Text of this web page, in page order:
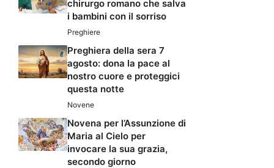
chirurgo romano che salva
i bambini con il sorriso
Preghiere
Preghiera della sera 7
agosto: dona la pace al
nostro cuore e proteggici
questa notte
Novene
Novena per l’Assunzione di
Maria al Cielo per
invocare la sua grazia,
secondo giorno